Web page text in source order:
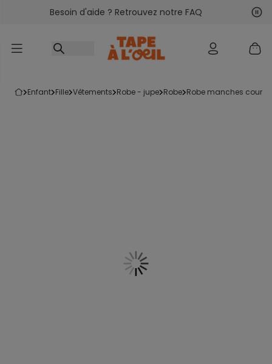
Accéder au contenu
Besoin d'aide ? Retrouvez notre FAQ
enfant fille vêtements robe - jupe robe robe manches